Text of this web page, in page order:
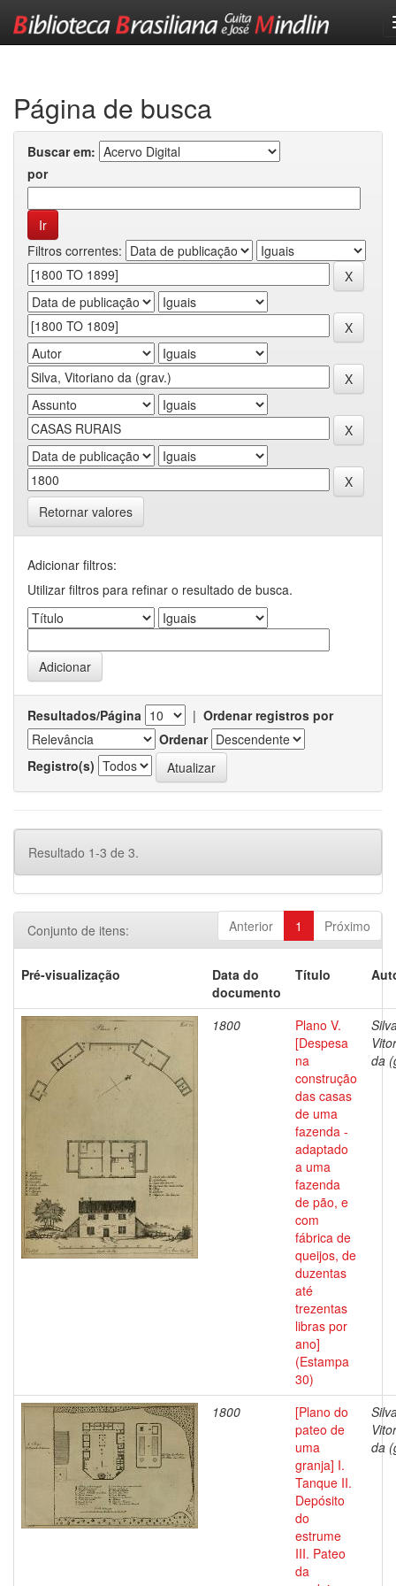
Página de busca
Buscar em:
por
Filtros correntes:
Retornar valores
Adicionar filtros:
Utilizar filtros para refinar o resultado de busca.
Resultados/Página | Ordenar registros por
Ordenar
Registro(s)
Resultado 1-3 de 3.
Anterior 1 Próximo
Conjunto de itens:
Pré-visualização
Data do
documento
Título
1800
Plano V.
[Despesa
na
construção
das casas
de uma
fazenda -
adaptado
a uma
fazenda
de pão, e
com
fábrica de
queijos, de
duzentas
até
trezentas
libras por
ano]
(Estampa
30)
da
1800
[Plano do
pateo de
uma
granja] I.
Tanque II.
Depósito
do
estrume
III. Pateo
da
da